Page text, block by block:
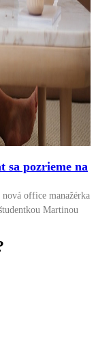
sa pozrieme na
office manažérka
Martinou